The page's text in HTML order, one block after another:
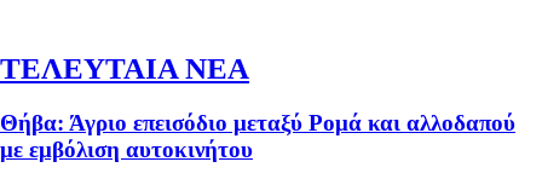
ΤΕΛΕΥΤΑΙΑ ΝΕΑ
Θήβα: Άγριο επεισόδιο μεταξύ Ρομά και αλλοδαπού
με εμβόλιση αυτοκινήτου